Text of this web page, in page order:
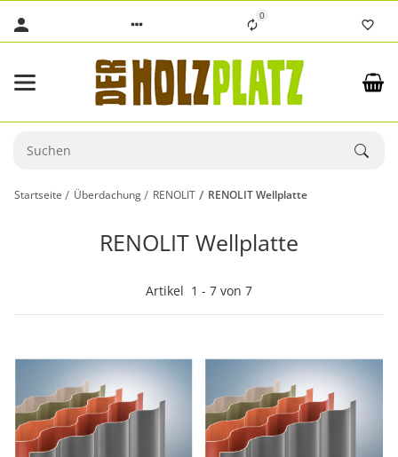
0
Startseite Überdachung RENOLIT RENOLIT Wellplatte
RENOLIT Wellplatte
Artikel 1 - 7 von 7